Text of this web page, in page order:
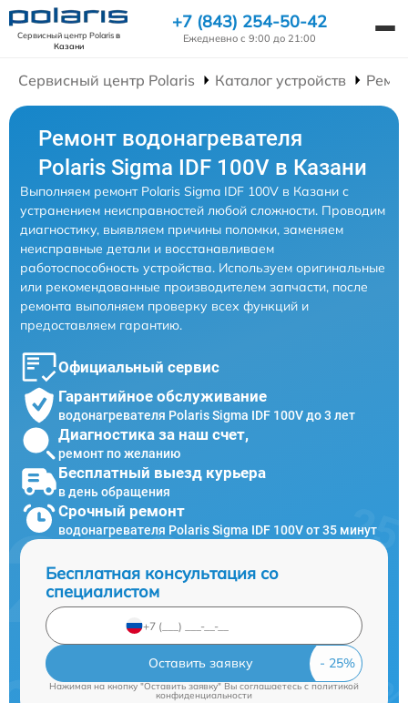
Сервисный центр Polarisв
Казани
+7 (843) 254-50-42
Ежедневно с 9:00 до 21:00
Сервисный центр Polaris Каталог устройств
Ремонт водонагревателя
Polaris Sigma IDF 100V в Казани
Выполняем ремонт Polaris Sigma IDF 100V в Казани с
устранением неисправностей любой сложности. Проводим
диагностику, выявляем причины поломки, заменяем
неисправные детали и восстанавливаем
работоспособность устройства. Используем оригинальные
или рекомендованные производителем запчасти, после
ремонта выполняем проверку всех функций и
предоставляем гарантию.
Официальный сервис
Гарантийное обслуживание
водонагревателя Polaris Sigma IDF 100V до 3 лет
Диагностика за наш счет,
ремонт по желанию
Бесплатный выезд курьера
в день обращения
Срочный ремонт
водонагревателя Polaris Sigma IDF 100V от 35 минут
Бесплатная консультация со
специалистом
Оставить заявку
Нажимая на кнопку "Оставить заявку" Вы соглашаетесь cполитикой
конфиденциальности